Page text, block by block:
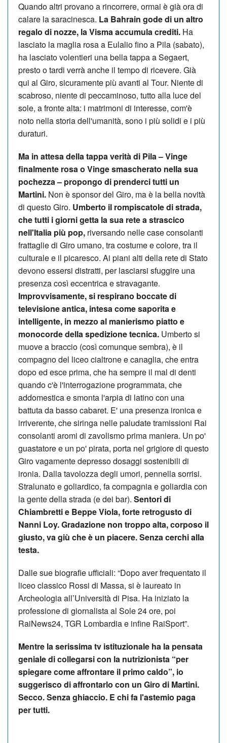
Quando altri provano a rincorrere, ormai è già ora di
calare la saracinesca. La Bahrain gode di un altro
regalo di nozze, la Visma accumula crediti. Ha
lasciato la maglia rosa a Eulalio fino a Pila (sabato),
ha lasciato volentieri una bella tappa a Segaert,
presto o tardi verrà anche il tempo di ricevere. Già
qui al Giro, sicuramente più avanti al Tour. Niente di
scabroso, niente di peccaminoso, tutto alla luce del
sole, a fronte alta: i matrimoni di interesse, com'è
noto nella storia dell'umanità, sono i più solidi e i più
duraturi.
Ma in attesa della tappa verità di Pila – Vinge
finalmente rosa o Vinge smascherato nella sua
pochezza – propongo di prenderci tutti un
Martini. Non è sponsor del Giro, ma è la bella novità
di questo Giro. Umberto il rompiscatole di strada,
che tutti i giorni getta la sua rete a strascico
nell'Italia più pop, riversando nelle case consolanti
frattaglie di Giro umano, tra costume e colore, tra il
culturale e il picaresco. Ai piani alti della rete di Stato
devono essersi distratti, per lasciarsi sfuggire una
presenza così eccentrica e stravagante.
Improvvisamente, si respirano boccate di
televisione antica, intesa come saporita e
intelligente, in mezzo al manierismo piatto e
monocorde della spedizione tecnica. Umberto si
muove a braccio (così comunque sembra), è il
compagno del liceo cialtrone e canaglia, che entra
dopo ed esce prima, che ha sempre il mal di denti
quando c'è l'interrogazione programmata, che
addomestica e smonta l'arpia di latino con una
battuta da basso cabaret. E' una presenza ironica e
irriverente, che siringa nelle paludate tramissioni Rai
consolanti aromi di zavolismo prima maniera. Un po'
guastatore e un po' pirata, porta nel grigiore di questo
Giro vagamente depresso dosaggi sostenibili di
ironia. Dalla tavolozza degli umori, pennella sorrisi.
Stralunato e goliardico, fa compagnia e goliardia con
la gente della strada (e dei bar). Sentori di
Chiambretti e Beppe Viola, forte retrogusto di
Nanni Loy. Gradazione non troppo alta, corposo il
giusto, va giù che è un piacere. Senza cerchi alla
testa.
Dalle sue biografie ufficiali: “Dopo aver frequentato il
liceo classico Rossi di Massa, si è laureato in
Archeologia all’Università di Pisa. Ha iniziato la
professione di giornalista al Sole 24 ore, poi
RaiNews24, TGR Lombardia e infine RaiSport”.
Mentre la serissima tv istituzionale ha la pensata
geniale di collegarsi con la nutrizionista “per
spiegare come affrontare il primo caldo”, io
suggerisco di affrontarlo con un Giro di Martini.
Secco. Senza ghiaccio. E chi fa l'astemio paga
per tutti.